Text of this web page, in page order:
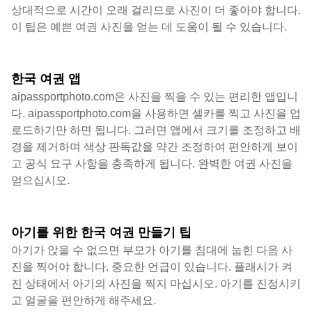
상대적으로 시간이 오래 걸리므로 사진이 더 좋아야 합니다.
이 팁은 예쁜 여권 사진을 얻는 데 도움이 될 수 있습니다.
한국 여권 앱
aipassportphoto.com은 사진을 찍을 수 있는 편리한 앱입니
다. aipassportphoto.com을 사용하면 셀카를 찍고 사진을 업
로드하기만 하면 됩니다. 그러면 앱에서 크기를 조정하고 배
경을 제거하며 색상 판독값을 약간 조정하여 편안하게 보이
고 공식 요구 사항을 충족하게 됩니다. 완벽한 여권 사진을
얻으십시오.
아기를 위한 한국 여권 만들기 팁
아기가 앉을 수 없으면 부모가 아기를 침대에 눕힌 다음 사
진을 찍어야 합니다. 중요한 언급이 있습니다. 플래시가 켜
진 상태에서 아기의 사진을 찍지 마십시오. 아기를 진정시키
고 얼굴을 편안하게 해주세요.